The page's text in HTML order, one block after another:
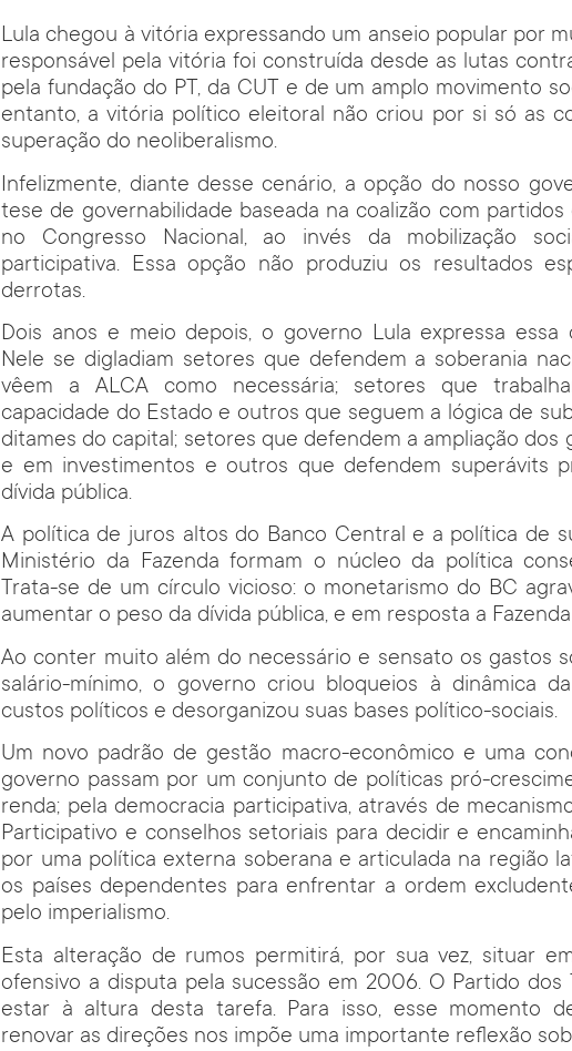
Lula chegou à vitória expressando um anseio popular por
responsável pela vitória foi construída desde as lutas
pela fundação do PT, da CUT e de um amplo movimento
entanto, a vitória político eleitoral não criou por si só as
superação do neoliberalismo.
Infelizmente, diante desse cenário, a opção do nosso
tese de governabilidade baseada na coalizão com
no Congresso Nacional, ao invés da mobilização
participativa. Essa opção não produziu os resultados
derrotas.
Dois anos e meio depois, o governo Lula expressa essa
Nele se digladiam setores que defendem a soberania
vêem a ALCA como necessária; setores que
capacidade do Estado e outros que seguem a lógica de
ditames do capital; setores que defendem a ampliação dos
e em investimentos e outros que defendem superávits
dívida pública.
A política de juros altos do Banco Central e a política de
Ministério da Fazenda formam o núcleo da política
Trata-se de um círculo vicioso: o monetarismo do BC
aumentar o peso da dívida pública, e em resposta a
Ao conter muito além do necessário e sensato os gastos
salário-mínimo, o governo criou bloqueios à dinâmica
custos políticos e desorganizou suas bases político-sociais.
Um novo padrão de gestão macro-econômico e uma
governo passam por um conjunto de políticas pró-
renda; pela democracia participativa, através de
Participativo e conselhos setoriais para decidir e
por uma política externa soberana e articulada na região
os países dependentes para enfrentar a ordem
pelo imperialismo.
Esta alteração de rumos permitirá, por sua vez, situar
ofensivo a disputa pela sucessão em 2006. O Partido dos
estar à altura desta tarefa. Para isso, esse momento
renovar as direções nos impõe uma importante reflexão